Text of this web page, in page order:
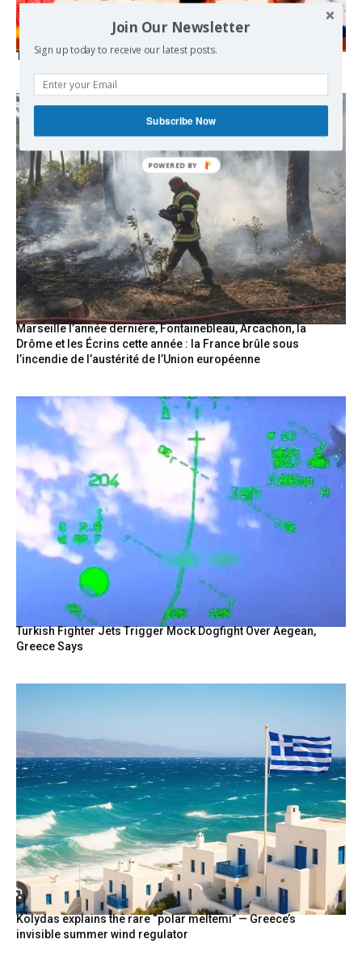
The Mecca pact
Marseille l’année dernière, Fontainebleau, Arcachon, la
Drôme et les Écrins cette année : la France brûle sous
l’incendie de l’austérité de l’Union européenne
Turkish Fighter Jets Trigger Mock Dogfight Over Aegean,
Greece Says
Kolydas explains the rare “polar meltemi” — Greece’s
invisible summer wind regulator
Join Our Newsletter
Sign up today to receive our latest posts.
Subscribe Now
POWERED
BY